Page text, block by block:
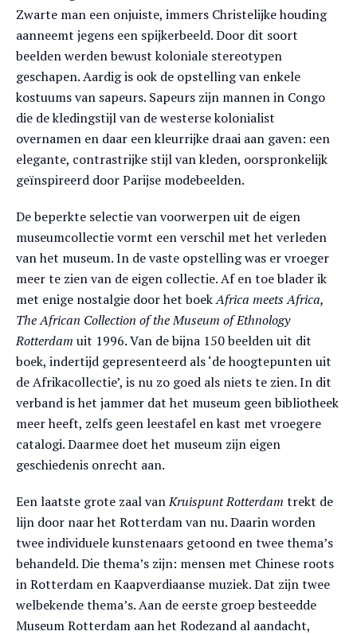
Zwarte man een onjuiste, immers Christelijke houding
aanneemt jegens een spijkerbeeld. Door dit soort
beelden werden bewust koloniale stereotypen
geschapen. Aardig is ook de opstelling van enkele
kostuums van sapeurs. Sapeurs zijn mannen in Congo
die de kledingstijl van de westerse kolonialist
overnamen en daar een kleurrijke draai aan gaven: een
elegante, contrastrijke stijl van kleden, oorspronkelijk
geïnspireerd door Parijse modebeelden.
De beperkte selectie van voorwerpen uit de eigen
museumcollectie vormt een verschil met het verleden
van het museum. In de vaste opstelling was er vroeger
meer te zien van de eigen collectie. Af en toe blader ik
met enige nostalgie door het boekAfrica meets Africa,
The African Collection of the Museum of Ethnology
Rotterdam uit 1996. Van de bijna 150 beelden uit dit
boek, indertijd gepresenteerd als ‘de hoogtepunten uit
de Afrikacollectie’, is nu zo goed als niets te zien. In dit
verband is het jammer dat het museum geen bibliotheek
meer heeft, zelfs geen leestafel en kast met vroegere
catalogi. Daarmee doet het museum zijn eigen
geschiedenis onrecht aan.
Een laatste grote zaal vanKruispunt Rotterdam trekt de
lijn door naar het Rotterdam van nu. Daarin worden
twee individuele kunstenaars getoond en twee thema’s
behandeld. Die thema’s zijn: mensen met Chinese roots
in Rotterdam en Kaapverdiaanse muziek. Dat zijn twee
welbekende thema’s. Aan de eerste groep besteedde
Museum Rotterdam aan het Rodezand al aandacht,